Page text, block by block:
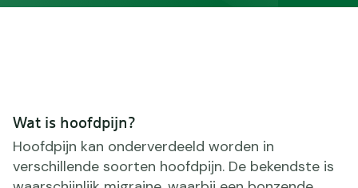
Wat is hoofdpijn?
Hoofdpijn kan onderverdeeld worden in
verschillende soorten hoofdpijn. De bekendste is